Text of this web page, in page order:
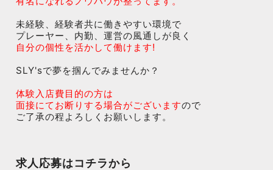
未経験、経験者共に働きやすい環境で
プレーヤー、内勤、運営の風通しが良く
自分の個性を活かして働けます!
SLY'sで夢を掴んでみませんか？
体験入店費目的の方は
面接にてお断りする場合がございますので
ご了承の程よろしくお願いします。
求人応募はコチラから